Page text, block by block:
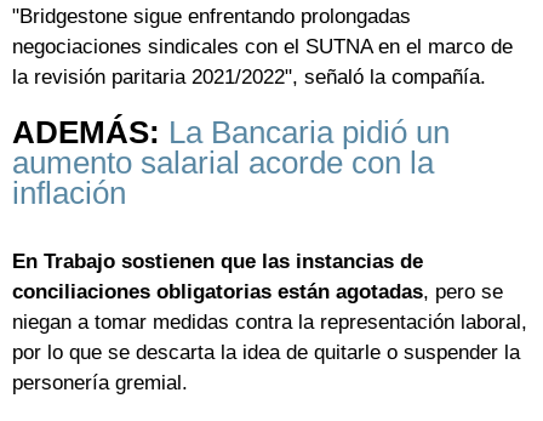
"Bridgestone sigue enfrentando prolongadas
negociaciones sindicales con el SUTNA en el marco de
la revisión paritaria 2021/2022", señaló la compañía.
ADEMÁS: La Bancaria pidió un
aumento salarial acorde con la
inflación
En Trabajo sostienen que las instancias de
conciliaciones obligatorias están agotadas, pero se
niegan a tomar medidas contra la representación laboral,
por lo que se descarta la idea de quitarle o suspender la
personería gremial.